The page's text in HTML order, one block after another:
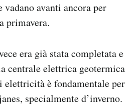
avanti ancora per
primavera.
era già stata completata e
centrale elettrica geotermica
elettricità è fondamentale per
specialmente d’inverno.